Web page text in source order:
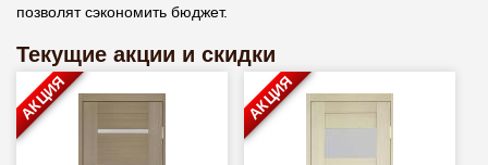
позволят сэкономить бюджет.
Текущие акции и скидки
АКЦИЯ АКЦИЯ